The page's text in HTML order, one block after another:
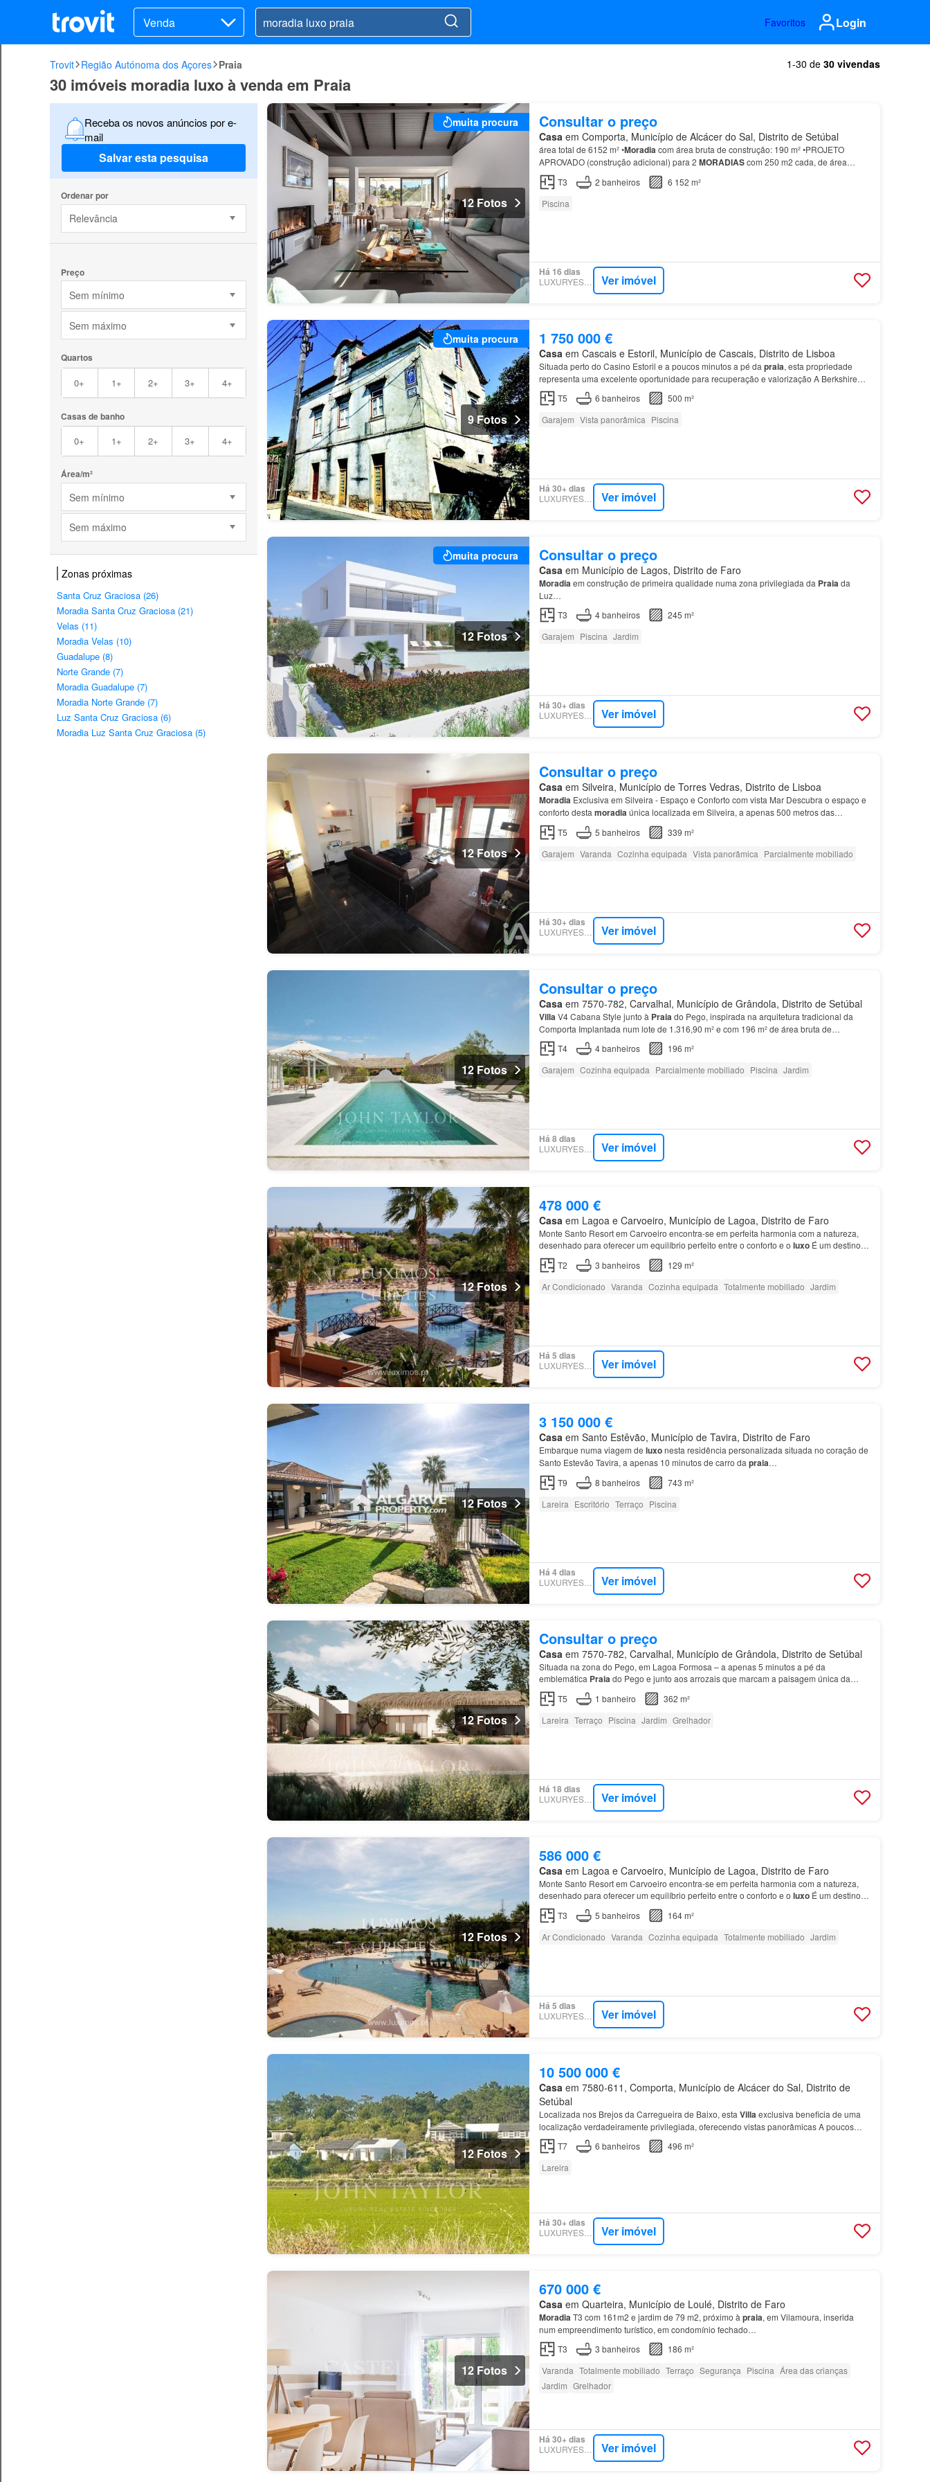
Venda Favoritos Login
Trovit Região Autónoma dos Açores Praia 1-30 de 30 vivendas
30 imóveis moradia luxo à venda em Praia
Receba os novos anúncios por e-
mail
Salvar esta pesquisa
Ordenar por
Relevância
Preço
Sem mínimo
Sem máximo
Quartos
0+ 1+ 2+ 3+ 4+
Casas de banho
0+ 1+ 2+ 3+ 4+
Área/m²
Sem mínimo
Sem máximo
Zonas próximas
Santa Cruz Graciosa (26)
Moradia Santa Cruz Graciosa (21)
Velas (11)
Moradia Velas (10)
Guadalupe (8)
Norte Grande (7)
Moradia Guadalupe (7)
Moradia Norte Grande (7)
Luz Santa Cruz Graciosa (6)
Moradia Luz Santa Cruz Graciosa (5)
muita procura
12 Fotos
Consultar o preço
Casaem Comporta, Município de Alcácer do Sal, Distrito de Setúbal
área total de 6152 m² •Moradiacom área bruta de construção: 190 m² •PROJETO
APROVADO (construção adicional) para 2 MORADIAScom 250 m2 cada, de área
Ambiente e Localização: Situada na deslumbrante região do Alentejo, a Compo…
T3 2 banheiros
6 152 m²
Piscina
Há 16 dias
LUXURYESTATE Ver imóvel
muita procura
9 Fotos
1 750 000 €
Casa em Cascais e Estoril, Município de Cascais, Distrito de Lisboa
Situada perto do Casino Estoril e a poucos minutos a pé da praia, esta propriedade
representa uma excelente oportunidade para recuperação e valorização A Berkshire
Hathaway HomeServices Atlantic Portugal é a sua garantia de e…
T5 6 banheiros
500 m²
Garajem Vista panorâmica Piscina
Há 30+ dias
LUXURYESTATE Ver imóvel
muita procura
12 Fotos
Consultar o preço
Casa em Município de Lagos, Distrito de Faro
Moradiaem construção de primeira qualidade numa zona privilegiada da Praiada
Luz…
T3
4banheiros
245 m²
Garajem Piscina Jardim
Há 30+ dias
LUXURYESTATE Ver imóvel
12 Fotos
Consultar o preço
Casa em Silveira, Município de Torres Vedras, Distrito de Lisboa
Moradia Exclusiva em Silveira - Espaço e Conforto com vista Mar Descubra o espaço e
conforto desta moradiaúnica localizada em Silveira, a apenas 500 metros das
deslumbrantes Praias do Oeste,Praia
T5 5 banheiros
339 m²
Garajem Varanda Cozinha equipada Vista panorâmica Parcialmente mobiliado
Há 30+ dias
LUXURYESTATE Ver imóvel
12 Fotos
Consultar o preço
Casa em 7570-782, Carvalhal, Município de Grândola, Distrito de Setúbal
VillaV4 Cabana Style junto à Praiado Pego, inspirada na arquitetura tradicional da
Comporta Implantada num lote de 1.316,90 m² e com 196 m² de área bruta de
construção, a
distribui-se por várias cabanas independentes,…
T4 4banheiros
196 m²
Garajem Cozinha equipada Parcialmente mobiliado Piscina Jardim
Há 8 dias
LUXURYESTATE Ver imóvel
12 Fotos
478 000 €
Casa em Lagoa e Carvoeiro, Município de Lagoa, Distrito de Faro
Monte Santo Resort em Carvoeiro encontra-se em perfeita harmonia com a natureza,
desenhado para oferecer um equilíbrio perfeito entre o conforto e o luxoÉ um destino
familiar, ideal para relaxar perto da
T2 3 banheiros
129 m²
Ar Condicionado Varanda Cozinha equipada Totalmente mobiliado Jardim
Há 5 dias
LUXURYESTATE Ver imóvel
12 Fotos
3 150 000 €
Casa em Santo Estêvão, Município de Tavira, Distrito de Faro
Embarque numa viagem de luxonesta residência personalizada situada no coração de
Santo Estevão Tavira, a apenas 10 minutos de carro da praia…
T9
8 banheiros
743 m²
Lareira Escritório Terraço Piscina
Há 4 dias
LUXURYESTATE Ver imóvel
12 Fotos
Consultar o preço
Casa em 7570-782, Carvalhal, Município de Grândola, Distrito de Setúbal
Situada na zona do Pego, em Lagoa Formosa – a apenas 5 minutos a pé da
emblemática Praiado Pego e junto aos arrozais que marcam a paisagem única da
Comporta , esta
será entregue totalmente concluída e pronta a habita…
T5 1 banheiro
362 m²
Lareira Terraço Piscina Jardim Grelhador
Há 18 dias
LUXURYESTATE Ver imóvel
12 Fotos
586 000 €
Casa em Lagoa e Carvoeiro, Município de Lagoa, Distrito de Faro
Monte Santo Resort em Carvoeiro encontra-se em perfeita harmonia com a natureza,
desenhado para oferecer um equilíbrio perfeito entre o conforto e o luxoÉ um destino
familiar, ideal para relaxar perto da
T3 5 banheiros
164 m²
Ar Condicionado Varanda Cozinha equipada Totalmente mobiliado Jardim
Há 5 dias
LUXURYESTATE Ver imóvel
12 Fotos
10 500 000 €
Casa em 7580-611, Comporta, Município de Alcácer do Sal, Distrito de
Setúbal
Localizada nos Brejos da Carregueira de Baixo, esta Villaexclusiva beneficia de uma
localização verdadeiramente privilegiada, oferecendo vistas panorâmicas A poucos
minutos a pé da exclusiva e preservada
T7 6 banheiros
496 m²
Lareira
Há 30+ dias
LUXURYESTATE Ver imóvel
12 Fotos
670 000 €
Casa em Quarteira, Município de Loulé, Distrito de Faro
MoradiaT3 com 161m2 e jardim de 79 m2, próximo à praia, em Vilamoura, inserida
num empreendimento turístico, em condomínio fechado…
T3
3 banheiros
186 m²
Varanda Totalmente mobiliado Terraço Segurança Piscina Área das crianças
Jardim Grelhador
Há 30+ dias
LUXURYESTATE Ver imóvel